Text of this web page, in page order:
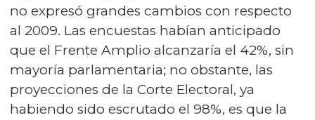
no expresó grandes cambios con respecto
al 2009. Las encuestas habían anticipado
que el Frente Amplio alcanzaría el 42%, sin
mayoría parlamentaria; no obstante, las
proyecciones de la Corte Electoral, ya
habiendo sido escrutado el 98%, es que la